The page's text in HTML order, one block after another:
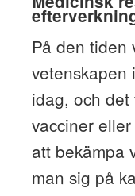
På den tiden
vetenskapen
idag, och
vacciner
att bekämpa
man sig på